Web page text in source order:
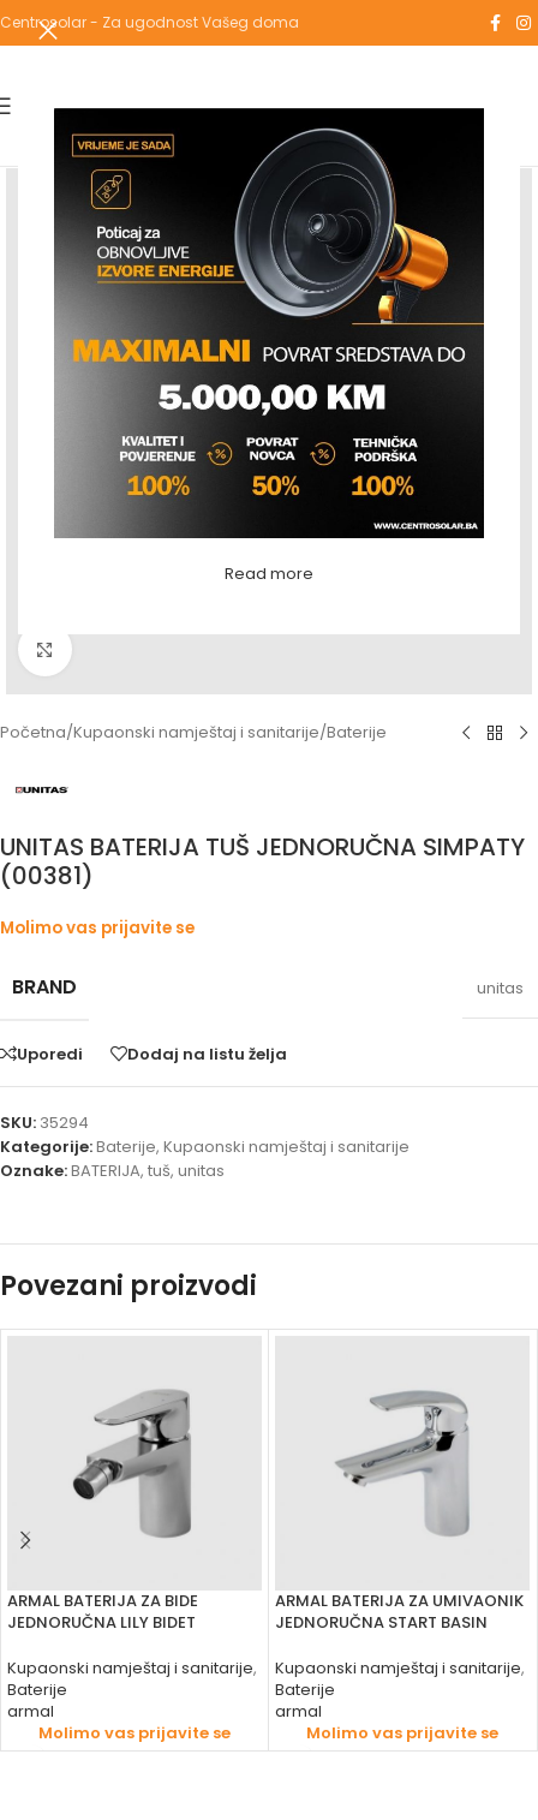
Read more
Centrosolar - Za ugodnost Vašeg doma
Povećaj sliku
Početna/Kupaonski namještaj i sanitarije/Baterije
UNITAS BATERIJA TUŠ JEDNORUČNA SIMPATY
(00381)
Molimo vas prijavite se
BRAND unitas
Uporedi Dodaj na listu želja
SKU: 35294
Kategorije:Baterije, Kupaonski namještaj i sanitarije
Oznake:BATERIJA, tuš, unitas
Povezani proizvodi
ARMAL BATERIJA ZA BIDE
JEDNORUČNA LILY BIDET
Kupaonski namještaj i sanitarije,
Baterije
armal
Molimo vas prijavite se
ARMAL BATERIJA ZA UMIVAONIK
JEDNORUČNA START BASIN
Kupaonski namještaj i sanitarije,
Baterije
armal
Molimo vas prijavite se